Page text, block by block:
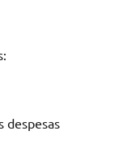
despesas